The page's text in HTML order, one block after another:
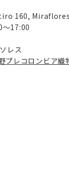
160,
～17:00
レス
プレコロンビア織